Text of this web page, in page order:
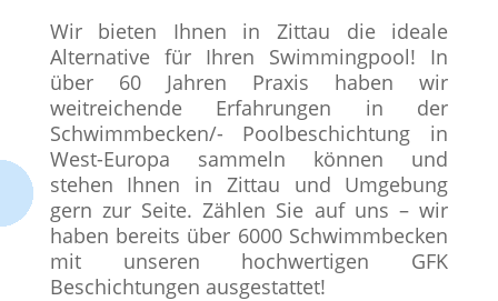
Wir bieten Ihnen in Zittau die ideale
Alternative für Ihren Swimmingpool! In
über 60 Jahren Praxis haben wir
weitreichende Erfahrungen in der
Schwimmbecken/- Poolbeschichtung in
West-Europa sammeln können und
stehen Ihnen in Zittau und Umgebung
gern zur Seite. Zählen Sie auf uns – wir
haben bereits über 6000 Schwimmbecken
mit unseren hochwertigen GFK
Beschichtungen ausgestattet!